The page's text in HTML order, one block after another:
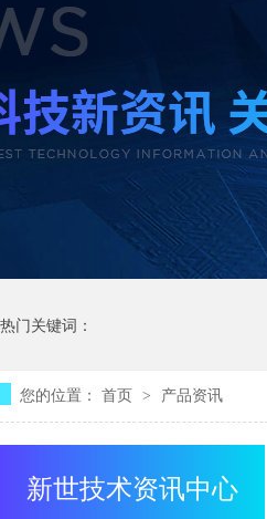
热门关键词：
您的位置： 首页 > 产品资讯
新世技术资讯中心